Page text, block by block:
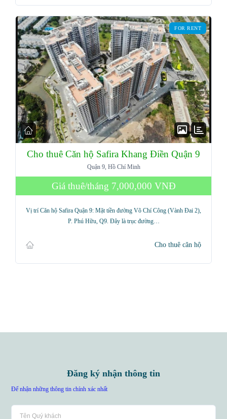
FOR RENT
Cho thuê Căn hộ Safira Khang Điền Quận 9
Quận 9, Hồ Chí Minh
Giá thuê/tháng 7,000,000 VNĐ
Vị trí Căn hộ Safira Quận 9: Mặt tiền đường Võ Chí Công (Vành Đai 2),
P. Phú Hữu, Q9. Đây là trục đường…
Cho thuê căn hộ
Đăng ký nhận thông tin
Để nhận những thông tin chính xác nhất